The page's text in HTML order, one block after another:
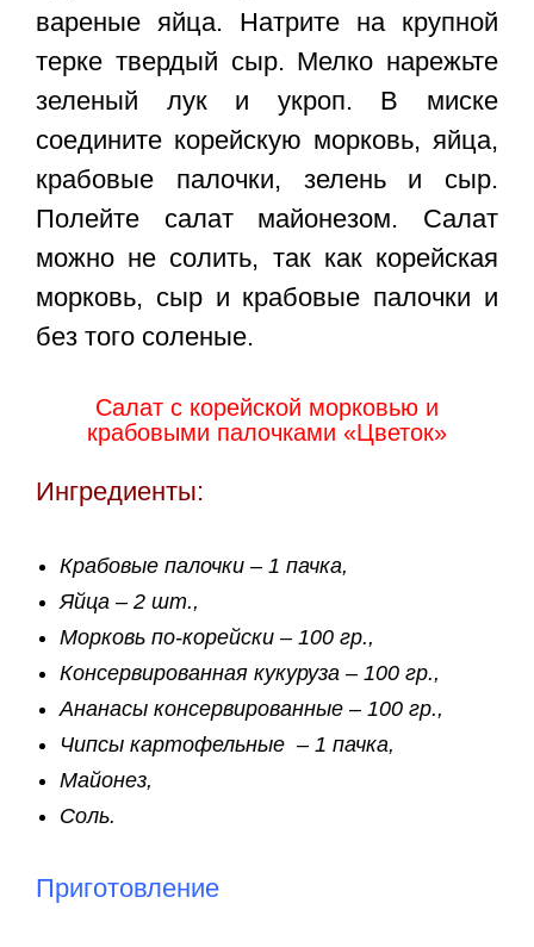
вареные яйца. Натрите на крупной
терке твердый сыр. Мелко нарежьте
зеленый лук и укроп. В миске
соедините корейскую морковь, яйца,
крабовые палочки, зелень и сыр.
Полейте салат майонезом. Салат
можно не солить, так как корейская
морковь, сыр и крабовые палочки и
без того соленые.
Салат с корейской морковью и
крабовыми палочками «Цветок»
Ингредиенты:
Крабовые палочки – 1 пачка,
Яйца – 2 шт.,
Морковь по-корейски – 100 гр.,
Консервированная кукуруза – 100 гр.,
Ананасы консервированные – 100 гр.,
Чипсы картофельные – 1 пачка,
Майонез,
Соль.
Приготовление